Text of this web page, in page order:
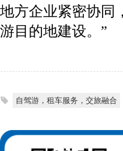
地方企业紧密协同
游目的地建设。”
自驾游，租车服务，交旅融合